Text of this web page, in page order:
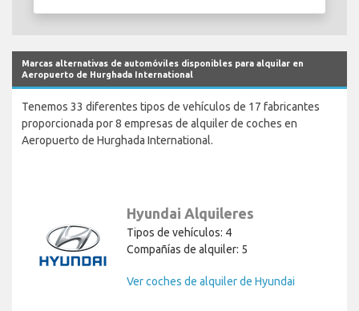
Marcas alternativas de automóviles disponibles para alquilar en
Aeropuerto de Hurghada International
Tenemos 33 diferentes tipos de vehículos de 17 fabricantes
proporcionada por 8 empresas de alquiler de coches en
Aeropuerto de Hurghada International.
Hyundai Alquileres
Tipos de vehículos: 4
Compañías de alquiler: 5
Ver coches de alquiler de Hyundai